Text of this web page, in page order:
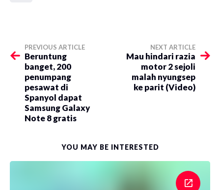
PREVIOUS ARTICLE
Beruntung
banget, 200
penumpang
pesawat di
Spanyol dapat
Samsung Galaxy
Note 8 gratis
NEXT ARTICLE
Mau hindari razia
motor 2 sejoli
malah nyungsep
ke parit (Video)
YOU MAY BE INTERESTED